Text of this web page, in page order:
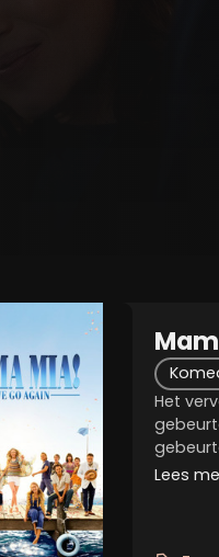
Het
eiland
Lees